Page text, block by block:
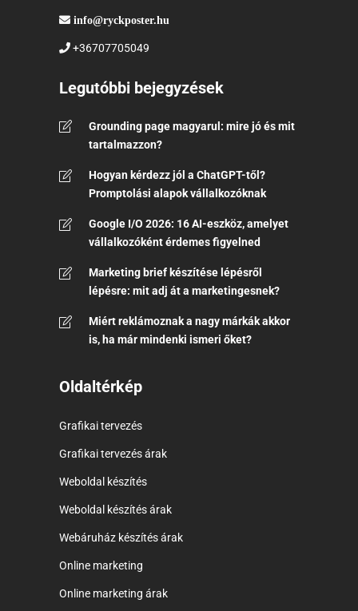
info@ryckposter.hu
+36707705049
Legutóbbi bejegyzések
Grounding page magyarul: mire jó és mit
tartalmazzon?
Hogyan kérdezz jól a ChatGPT-től?
Promptolási alapok vállalkozóknak
Google I/O 2026: 16 AI-eszköz, amelyet
vállalkozóként érdemes figyelned
Marketing brief készítése lépésről
lépésre: mit adj át a marketingesnek?
Miért reklámoznak a nagy márkák akkor
is, ha már mindenki ismeri őket?
Oldaltérkép
Grafikai tervezés
Grafikai tervezés árak
Weboldal készítés
Weboldal készítés árak
Webáruház készítés árak
Online marketing
Online marketing árak